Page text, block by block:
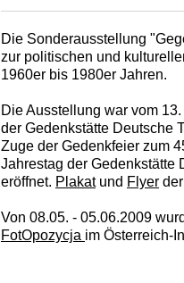
Die Sonderausstellung
zur politischen und
1960er bis 1980er Jahren.
Die Ausstellung war vom
der Gedenkstätte Deutsche
Zuge der Gedenkfeier zum
Jahrestag der Gedenkstätte
eröffnet. Plakatund Flyer
Von 08.05. - 05.06.2009
FotOpozycja im Österreich-